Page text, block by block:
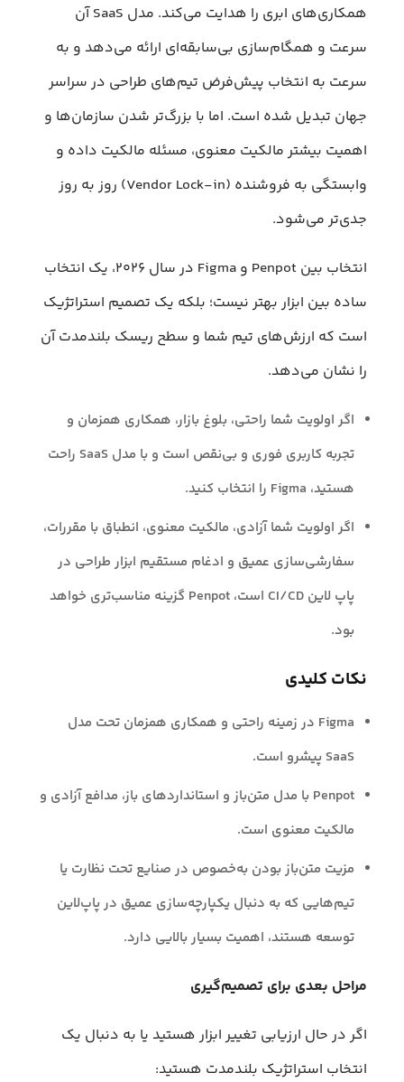
همکاری‌های ابری را هدایت می‌کند. مدل SaaS آن
سرعت و همگام‌سازی بی‌سابقه‌ای ارائه می‌دهد و به
سرعت به انتخاب پیش‌فرض تیم‌های طراحی در سراسر
جهان تبدیل شده است. اما با بزرگ‌تر شدن سازمان‌ها و
اهمیت بیشتر مالکیت معنوی، مسئله مالکیت داده و
وابستگی به فروشنده (Vendor Lock-in) روز به‌ روز
جدی‌تر می‌شود.
انتخاب بین Penpot و Figma در سال ۲۰۲۶، یک انتخاب
ساده بین ابزار بهتر نیست؛ بلکه یک تصمیم استراتژیک
است که ارزش‌های تیم شما و سطح ریسک بلندمدت آن
را نشان می‌دهد.
اگر اولویت شما راحتی، بلوغ بازار، همکاری همزمان و
تجربه کاربری فوری و بی‌نقص است و با مدل SaaS راحت
هستید، Figma را انتخاب کنید.
اگر اولویت شما آزادی، مالکیت معنوی، انطباق با مقررات،
سفارشی‌سازی عمیق و ادغام مستقیم ابزار طراحی در
پاپ لاین CI/CD است، Penpot گزینه مناسب‌تری خواهد
بود.
نکات کلیدی
Figma در زمینه راحتی و همکاری همزمان تحت مدل
SaaS پیشرو است.
Penpot با مدل متن‌باز و استانداردهای باز، مدافع آزادی و
مالکیت معنوی است.
مزیت متن‌باز بودن به‌خصوص در صنایع تحت نظارت یا
تیم‌هایی که به دنبال یکپارچه‌سازی عمیق در پاپ‌لاین
توسعه هستند، اهمیت بسیار بالایی دارد.
مراحل بعدی برای تصمیم‌گیری
اگر در حال ارزیابی تغییر ابزار هستید یا به دنبال یک
انتخاب استراتژیک بلندمدت هستید: